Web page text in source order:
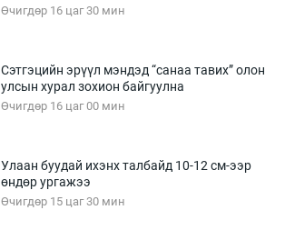
Өчигдөр 16 цаг 30 мин
Сэтгэцийн эрүүл мэндэд “санаа тавих” олон
улсын хурал зохион байгуулна
Өчигдөр 16 цаг 00 мин
Улаан буудай ихэнх талбайд 10-12 см-ээр
өндөр ургажээ
Өчигдөр 15 цаг 30 мин